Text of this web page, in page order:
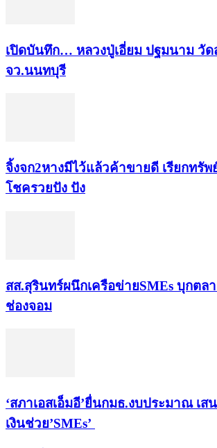
เปิดบันทึก… หลวงปู่เอี่ยม ​ปฐม​นาม​ วัด
จว.นนทบุรี
จิ้งจก​2​หาง​มีไว้แล้ว​ค้าขาย​ดี​ เรียก​ทรัพ
โชค​รวยปัง​ ปัง​
สส.สุรินทร์ผนึกเครือข่ายSMEs บุกตล
ช่องจอม
‘สภาเอสเอ็มอี’ยื่นกมธ.งบประมาณ เส
เงินช่วย’SMEs’